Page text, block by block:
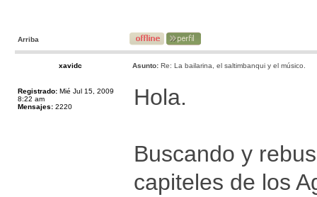
Arriba
xavidc Asunto: Re: La bailarina, el saltimbanqui y el músico.
Registrado: Mié Jul 15, 2009
8:22 am
Mensajes: 2220 Hola.
Buscando y
capiteles de los